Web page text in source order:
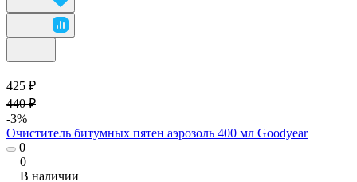
425 ₽
440 ₽
-3%
Очиститель битумных пятен аэрозоль 400 мл Goodyear
0
0
В наличии